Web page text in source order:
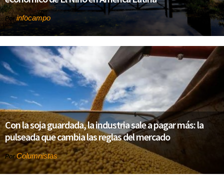
Porinfocampo
Con la soja guardada, la industria sale a pagar más: la
pulseada que cambia las reglas del mercado
PorColumnistas